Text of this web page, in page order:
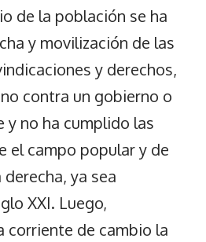
de la población se ha
y movilización de las
y derechos,
contra un gobierno o
y no ha cumplido las
el campo popular y de
ya sea
XXI. Luego,
corriente de cambio la